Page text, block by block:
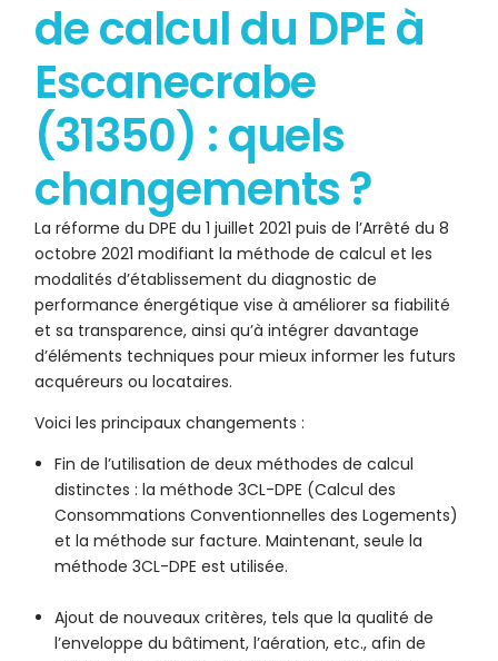
de calcul du DPE à
Escanecrabe
(31350) : quels
changements ?
La réforme du DPE du 1 juillet 2021 puis de l’Arrêté du 8
octobre 2021 modifiant la méthode de calcul et les
modalités d’établissement du diagnostic de
performance énergétique vise à améliorer sa fiabilité
et sa transparence, ainsi qu’à intégrer davantage
d’éléments techniques pour mieux informer les futurs
acquéreurs ou locataires.
Voici les principaux changements :
Fin de l’utilisation de deux méthodes de calcul
distinctes : la méthode 3CL-DPE (Calcul des
Consommations Conventionnelles des Logements)
et la méthode sur facture. Maintenant, seule la
méthode 3CL-DPE est utilisée.
Ajout de nouveaux critères, tels que la qualité de
l’enveloppe du bâtiment, l’aération, etc., afin de